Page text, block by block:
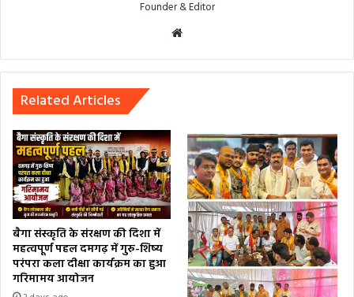
Founder & Editor
Related Articles
बैगा संस्कृति के संरक्षण की दिशा में
महत्वपूर्ण पहल दमगढ़ में गुरु-शिष्य
परंपरा कला दीक्षा कार्यक्रम का हुआ
गरिमामय आयोजन